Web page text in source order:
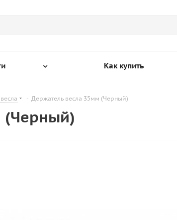
Как купить
- Держатель весла 35мм (Черный)
(Черный)